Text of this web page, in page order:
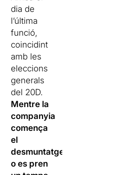
dia de
l’última
funció,
coincidint
amb les
eleccions
generals
del 20D.
Mentre la
companyia
comença
el
desmuntatge,
o es pren